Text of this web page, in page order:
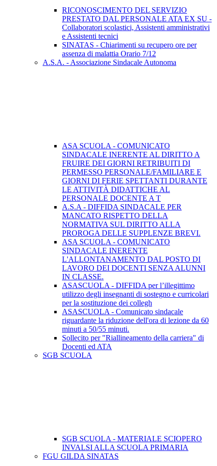
RICONOSCIMENTO DEL SERVIZIO
PRESTATO DAL PERSONALE ATA EX SU -
Collaboratori scolastici, Assistenti amministrativi
e Assistenti tecnici
SINATAS - Chiarimenti su recupero ore per
assenza di malattia Orario 7/12
A.S.A. - Associazione Sindacale Autonoma
ASA SCUOLA - COMUNICATO
SINDACALE INERENTE AL DIRITTO A
FRUIRE DEI GIORNI RETRIBUITI DI
PERMESSO PERSONALE/FAMILIARE E
GIORNI DI FERIE SPETTANTI DURANTE
LE ATTIVITÀ DIDATTICHE AL
PERSONALE DOCENTE A T
A.S.A - DIFFIDA SINDACALE PER
MANCATO RISPETTO DELLA
NORMATIVA SUL DIRITTO ALLA
PROROGA DELLE SUPPLENZE BREVI.
ASA SCUOLA - COMUNICATO
SINDACALE INERENTE
L'ALLONTANAMENTO DAL POSTO DI
LAVORO DEI DOCENTI SENZA ALUNNI
IN CLASSE.
ASASCUOLA - DIFFIDA per l’illegittimo
utilizzo degli insegnanti di sostegno e curricolari
per la sostituzione dei collegh
ASASCUOLA - Comunicato sindacale
riguardante la riduzione dell'ora di lezione da 60
minuti a 50/55 minuti.
Sollecito per "Riallineamento della carriera" di
Docenti ed ATA
SGB SCUOLA
SGB SCUOLA - MATERIALE SCIOPERO
INVALSI ALLA SCUOLA PRIMARIA
FGU GILDA SINATAS